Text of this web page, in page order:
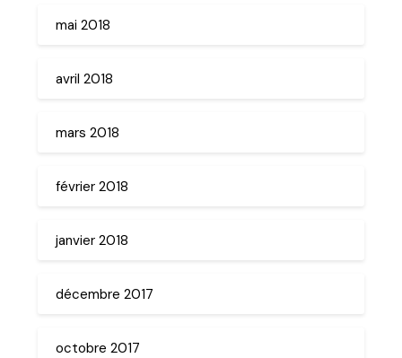
mai 2018
avril 2018
mars 2018
février 2018
janvier 2018
décembre 2017
octobre 2017